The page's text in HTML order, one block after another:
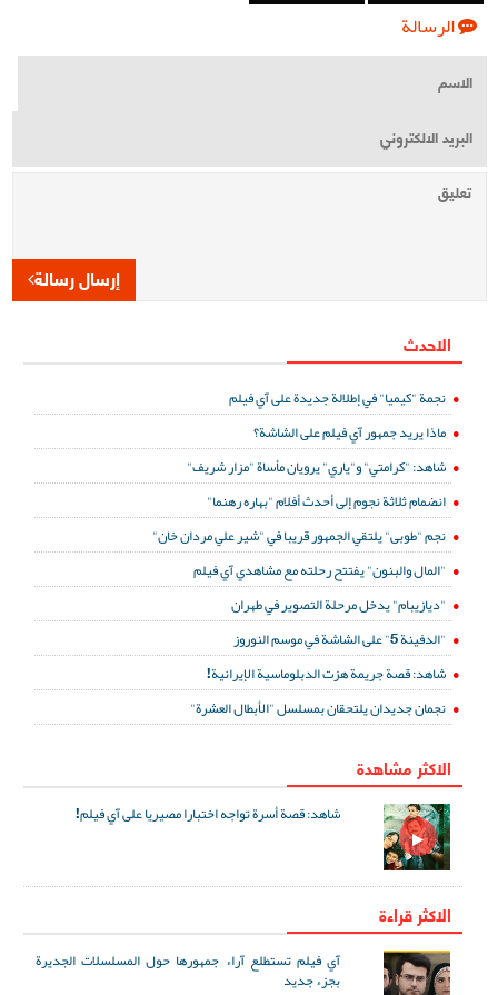
الرسالة
إرسال رسالة
الاحدث
نجمة "كيميا" في إطلالة جديدة على آي فيلم
ماذا يريد جمهور آي فيلم على الشاشة؟
شاهد: "كرامتي" و"ياري" يرويان مأساة "مزار شريف"
انضمام ثلاثة نجوم إلى أحدث أفلام "بهاره رهنما"
نجم "طوبى" يلتقي الجمهور قريبا في "شير علي مردان خان"
"المال والبنون" يفتتح رحلته مع مشاهدي آي فيلم
"ديازيبام" يدخل مرحلة التصوير في طهران
"الدفينة 5" على الشاشة في موسم النوروز
شاهد: قصة جريمة هزت الدبلوماسية الإيرانية!
نجمان جديدان يلتحقان بمسلسل "الأبطال العشرة"
الاكثر مشاهدة
شاهد: قصة أسرة تواجه اختبارا مصيريا على آي فيلم!
الاكثر قراءة
آي فيلم تستطلع آراء جمهورها حول المسلسلات الجديرة
بجزء جديد